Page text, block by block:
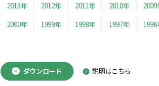
2013年
2012年 2011年 2010年 2009
2000年
1999年 1998年 1997年 1996
ダウンロード 説明はこちら